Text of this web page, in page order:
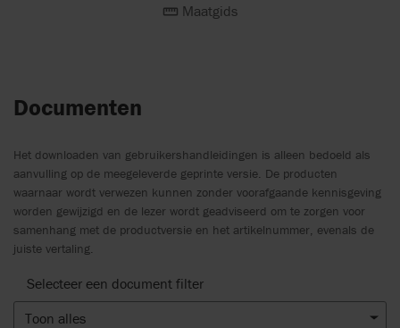
Maatgids
Documenten
Het downloaden van gebruikershandleidingen is alleen bedoeld als
aanvulling op de meegeleverde geprinte versie. De producten
waarnaar wordt verwezen kunnen zonder voorafgaande kennisgeving
worden gewijzigd en de lezer wordt geadviseerd om te zorgen voor
samenhang met de productversie en het artikelnummer, evenals de
juiste vertaling.
Selecteer een document filter
Toon alles